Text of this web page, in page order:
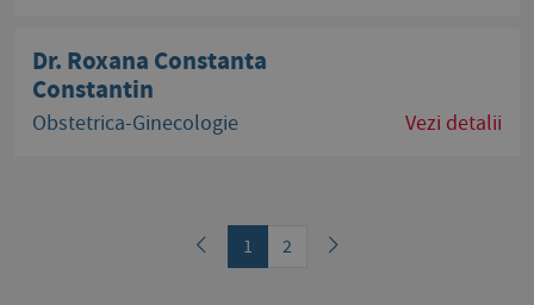
Dr. Roxana Constanta
Constantin
Obstetrica-Ginecologie Vezi detalii
1 2